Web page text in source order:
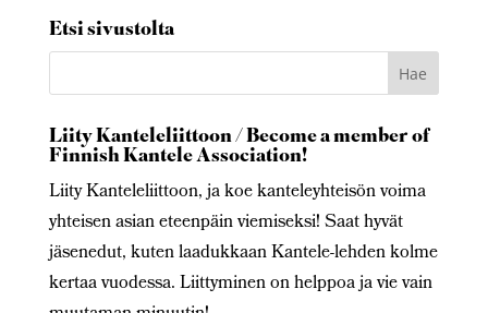
Etsi sivustolta
Liity Kanteleliittoon / Become a member of
Finnish Kantele Association!
Liity Kanteleliittoon, ja koe kanteleyhteisön voima
yhteisen asian eteenpäin viemiseksi! Saat hyvät
jäsenedut, kuten laadukkaan Kantele-lehden kolme
kertaa vuodessa. Liittyminen on helppoa ja vie vain